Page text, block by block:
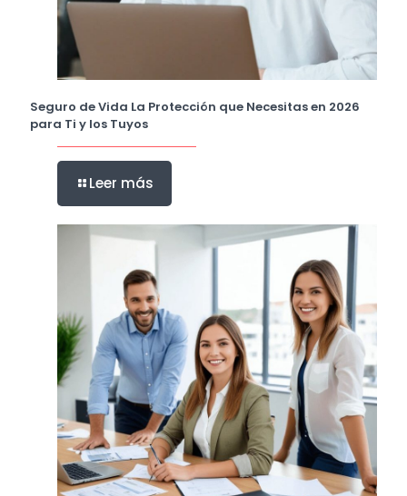
Seguro de Vida La Protección que Necesitas en 2026
para Ti y los Tuyos
Leer más